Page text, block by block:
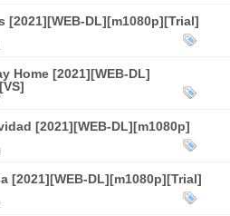
[2021][WEB-DL][m1080p][Trial]
Home [2021][WEB-DL]
[2021][WEB-DL][m1080p]
[2021][WEB-DL][m1080p][Trial]